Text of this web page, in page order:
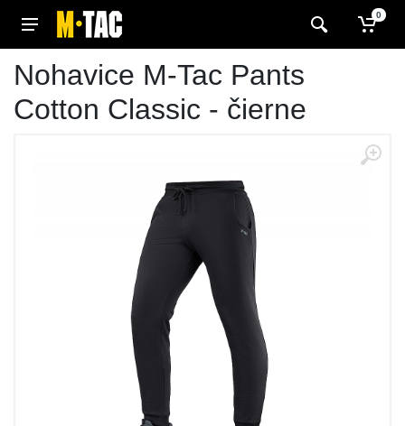
0
Nohavice M-Tac Pants
Cotton Classic - čierne